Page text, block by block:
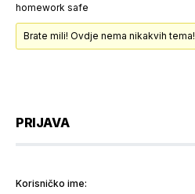
homework safe
Brate mili! Ovdje nema nikakvih tema!
PRIJAVA
Korisničko ime: